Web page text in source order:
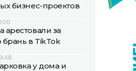
бизнес-проектов
арестовали за
в TikTok
у дома и